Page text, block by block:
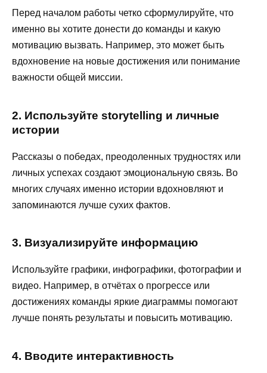
Перед началом работы четко сформулируйте, что
именно вы хотите донести до команды и какую
мотивацию вызвать. Например, это может быть
вдохновение на новые достижения или понимание
важности общей миссии.
2. Используйте storytelling и личные
истории
Рассказы о победах, преодоленных трудностях или
личных успехах создают эмоциональную связь. Во
многих случаях именно истории вдохновляют и
запоминаются лучше сухих фактов.
3. Визуализируйте информацию
Используйте графики, инфографики, фотографии и
видео. Например, в отчётах о прогрессе или
достижениях команды яркие диаграммы помогают
лучше понять результаты и повысить мотивацию.
4. Вводите интерактивность